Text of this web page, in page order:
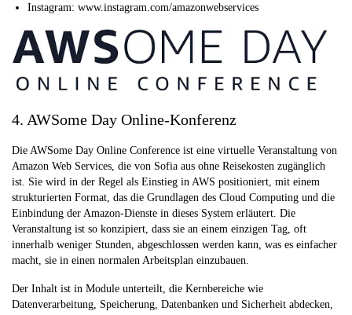
Instagram: www.instagram.com/amazonwebservices
4. AWSome Day Online-Konferenz
Die AWSome Day Online Conference ist eine virtuelle Veranstaltung von
Amazon Web Services, die von Sofia aus ohne Reisekosten zugänglich
ist. Sie wird in der Regel als Einstieg in AWS positioniert, mit einem
strukturierten Format, das die Grundlagen des Cloud Computing und die
Einbindung der Amazon-Dienste in dieses System erläutert. Die
Veranstaltung ist so konzipiert, dass sie an einem einzigen Tag, oft
innerhalb weniger Stunden, abgeschlossen werden kann, was es einfacher
macht, sie in einen normalen Arbeitsplan einzubauen.
Der Inhalt ist in Module unterteilt, die Kernbereiche wie
Datenverarbeitung, Speicherung, Datenbanken und Sicherheit abdecken,